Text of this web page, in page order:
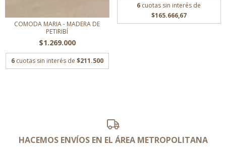
COMODA MARIA - MADERA DE
PETIRIBÍ
$1.269.000
6 cuotas sin interés de $211.500
6 cuotas sin interés de
$165.666,67
HACEMOS ENVÍOS EN EL ÁREA METROPOLITANA